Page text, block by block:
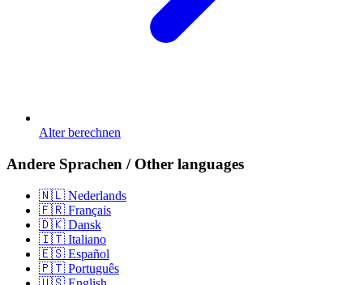
Alter berechnen
Andere Sprachen / Other languages
🇳🇱 Nederlands
🇫🇷 Français
🇩🇰 Dansk
🇮🇹 Italiano
🇪🇸 Español
🇵🇹 Português